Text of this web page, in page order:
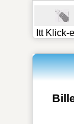
Itt Klick-